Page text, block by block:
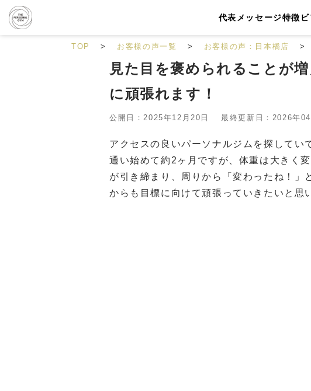
代表メッセージ特徴
TOP お客様の声一覧 お客様の声：日本橋店
見た目を褒められることが
に頑張れます！
公開日：2025年12月20日 最終更新日：2026年04
アクセスの良いパーソナルジムを探してい
通い始めて約2ヶ月ですが、体重は大きく
が引き締まり、周りから「変わったね！」
からも目標に向けて頑張っていきたいと思